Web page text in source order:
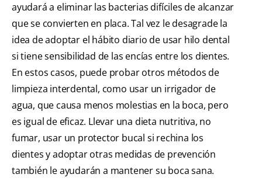
ayudará a eliminar las bacterias difíciles de alcanzar
que se convierten en placa. Tal vez le desagrade la
idea de adoptar el hábito diario de usar hilo dental
si tiene sensibilidad de las encías entre los dientes.
En estos casos, puede probar otros métodos de
limpieza interdental, como usar un irrigador de
agua, que causa menos molestias en la boca, pero
es igual de eficaz. Llevar una dieta nutritiva, no
fumar, usar un protector bucal si rechina los
dientes y adoptar otras medidas de prevención
también le ayudarán a mantener su boca sana.